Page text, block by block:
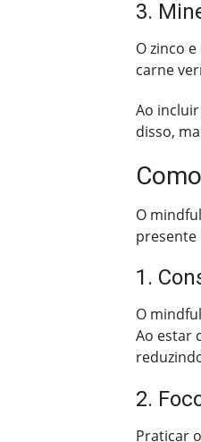
3.
O zinco
carne
Ao
disso,
O
presente
1.
O
Ao estar
2.
Praticar